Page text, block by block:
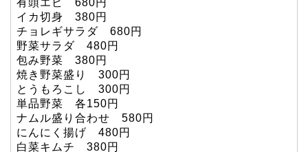
イカ切身 380円
チョレギサラダ 680円
野菜サラダ 480円
包み野菜 380円
焼き野菜盛り 300円
とうもろこし 300円
単品野菜 各150円
ナムル盛り合わせ 580円
にんにく揚げ 480円
白菜キムチ 380円